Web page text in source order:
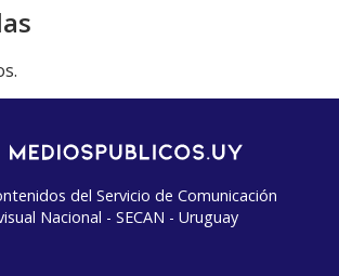
del Servicio de Comunicación
Nacional - SECAN - Uruguay